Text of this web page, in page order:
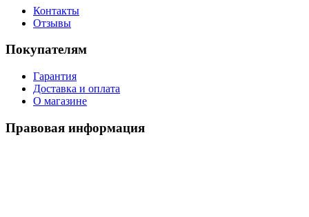
Контакты
Отзывы
Покупателям
Гарантия
Доставка и оплата
О магазине
Правовая информация